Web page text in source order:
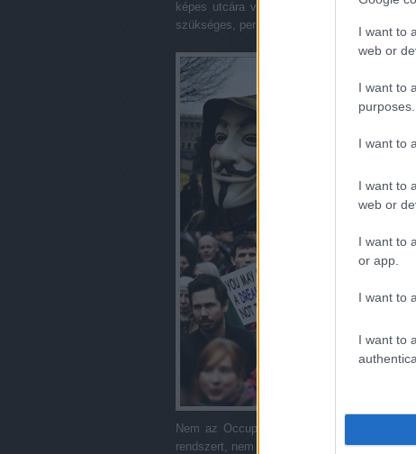
I want to
web or
I want to
purposes.
I want to
I want to
web or
I want to
or app.
I want to
I want to
képes utcára vinni. Az új típusú
szükséges, persze a támogatás
Nem az Occupy és a hasonló mozgalmak
rendszert, nem is ez a szerepük, még ha a